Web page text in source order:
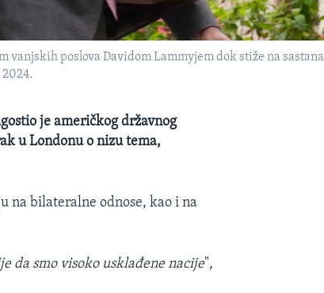
poslova Davidom Lammyjem dok stiže na
je američkog državnog
u Londonu o nizu tema,
na bilateralne odnose, kao i na
da smo visoko usklađene nacije",